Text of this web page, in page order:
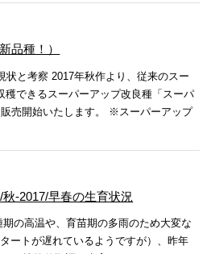
品種！）
状と考察 2017年秋作より、従来のスー
穫できるスーパーアップ改良種「スーパ
売開始いたします。 ※スーパーアップ
-2017/早春の生育状況
の高温や、育苗期の多雨のため大変な
ートが遅れているようですが）、昨年